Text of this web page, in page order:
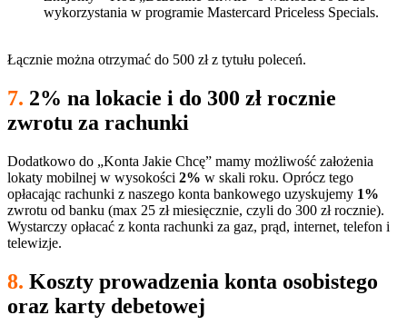
wykorzystania w programie Mastercard Priceless Specials.
Łącznie można otrzymać do 500 zł z tytułu poleceń.
7. 2% na lokacie i do 300 zł rocznie
zwrotu za rachunki
Dodatkowo do „Konta Jakie Chcę” mamy możliwość założenia
lokaty mobilnej w wysokości 2% w skali roku. Oprócz tego
opłacając rachunki z naszego konta bankowego uzyskujemy 1%
zwrotu od banku (max 25 zł miesięcznie, czyli do 300 zł rocznie).
Wystarczy opłacać z konta rachunki za gaz, prąd, internet, telefon i
telewizje.
8. Koszty prowadzenia konta osobistego
oraz karty debetowej